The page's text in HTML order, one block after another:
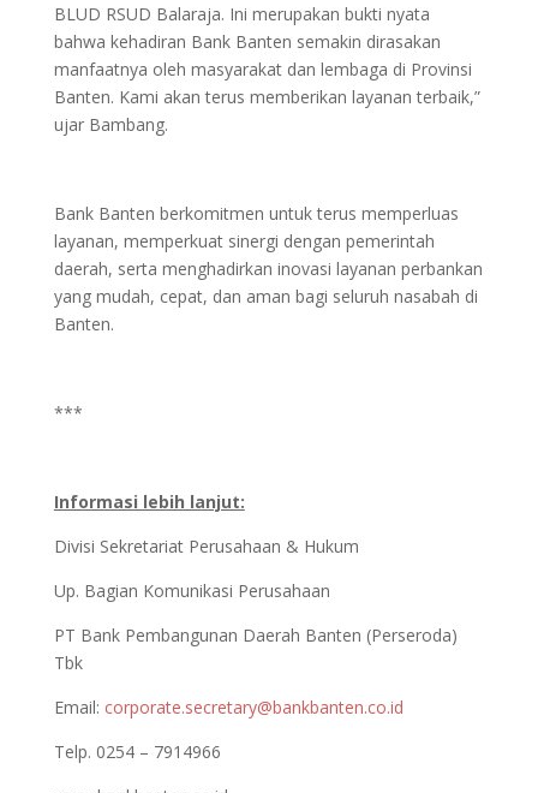
BLUD RSUD Balaraja. Ini merupakan bukti nyata
bahwa kehadiran Bank Banten semakin dirasakan
manfaatnya oleh masyarakat dan lembaga di Provinsi
Banten. Kami akan terus memberikan layanan terbaik,”
ujar Bambang.
Bank Banten berkomitmen untuk terus memperluas
layanan, memperkuat sinergi dengan pemerintah
daerah, serta menghadirkan inovasi layanan perbankan
yang mudah, cepat, dan aman bagi seluruh nasabah di
Banten.
***
Informasi lebih lanjut:
Divisi Sekretariat Perusahaan & Hukum
Up. Bagian Komunikasi Perusahaan
PT Bank Pembangunan Daerah Banten (Perseroda)
Tbk
Email: corporate.secretary@bankbanten.co.id
Telp. 0254 – 7914966